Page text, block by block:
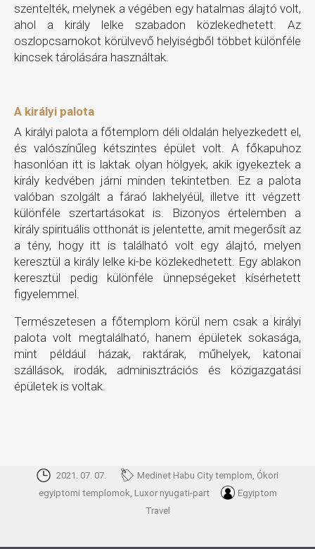
szentelték, melynek a végében egy hatalmas álajtó volt,
ahol a király lelke szabadon közlekedhetett. Az
oszlopcsarnokot körülvevő helyiségből többet különféle
kincsek tárolására használtak.
A királyi palota
A királyi palota a főtemplom déli oldalán helyezkedett el,
és valószínűleg kétszintes épület volt. A főkapuhoz
hasonlóan itt is laktak olyan hölgyek, akik igyekeztek a
király kedvében járni minden tekintetben. Ez a palota
valóban szolgált a fáraó lakhelyéül, illetve itt végzett
különféle szertartásokat is. Bizonyos értelemben a
király spirituális otthonát is jelentette, amit megerősít az
a tény, hogy itt is található volt egy álajtó, melyen
keresztül a király lelke ki-be közlekedhetett. Egy ablakon
keresztül pedig különféle ünnepségeket kísérhetett
figyelemmel.
Természetesen a főtemplom körül nem csak a királyi
palota volt megtalálható, hanem épületek sokasága,
mint például házak, raktárak, műhelyek, katonai
szállások, irodák, adminisztrációs és közigazgatási
épületek is voltak.
2021. 07. 07.
Medinet Habu City templom, Ókori
egyiptomi templomok, Luxor nyugati-part
Egyiptom
Travel